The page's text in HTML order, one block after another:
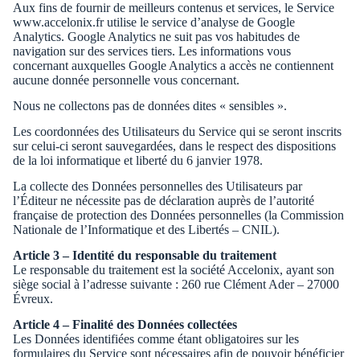
Aux fins de fournir de meilleurs contenus et services, le Service
www.accelonix.fr utilise le service d’analyse de Google
Analytics. Google Analytics ne suit pas vos habitudes de
navigation sur des services tiers. Les informations vous
concernant auxquelles Google Analytics a accès ne contiennent
aucune donnée personnelle vous concernant.
Nous ne collectons pas de données dites « sensibles ».
Les coordonnées des Utilisateurs du Service qui se seront inscrits
sur celui-ci seront sauvegardées, dans le respect des dispositions
de la loi informatique et liberté du 6 janvier 1978.
La collecte des Données personnelles des Utilisateurs par
l’Éditeur ne nécessite pas de déclaration auprès de l’autorité
française de protection des Données personnelles (la Commission
Nationale de l’Informatique et des Libertés – CNIL).
Article 3 – Identité du responsable du traitement
Le responsable du traitement est la société Accelonix, ayant son
siège social à l’adresse suivante : 260 rue Clément Ader – 27000
Évreux.
Article 4 – Finalité des Données collectées
Les Données identifiées comme étant obligatoires sur les
formulaires du Service sont nécessaires afin de pouvoir bénéficier